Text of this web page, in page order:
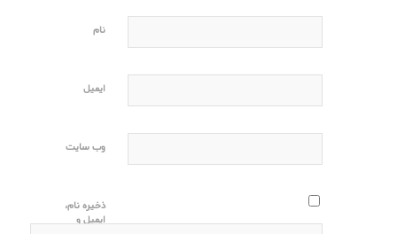
نام
ایمیل
وب‌ سایت
ذخیره نام،
ایمیل و